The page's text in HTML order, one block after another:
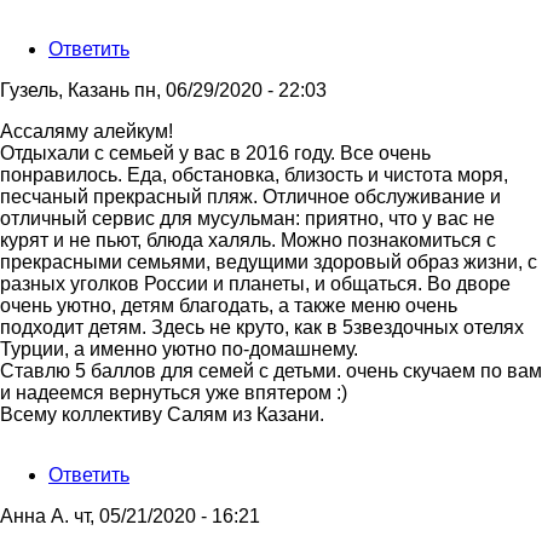
Ответить
Гузель, Казань пн, 06/29/2020 - 22:03
Ассаляму алейкум!
Отдыхали с семьей у вас в 2016 году. Все очень
понравилось. Еда, обстановка, близость и чистота моря,
песчаный прекрасный пляж. Отличное обслуживание и
отличный сервис для мусульман: приятно, что у вас не
курят и не пьют, блюда халяль. Можно познакомиться с
прекрасными семьями, ведущими здоровый образ жизни, с
разных уголков России и планеты, и общаться. Во дворе
очень уютно, детям благодать, а также меню очень
подходит детям. Здесь не круто, как в 5звездочных отелях
Турции, а именно уютно по-домашнему.
Ставлю 5 баллов для семей с детьми. очень скучаем по вам
и надеемся вернуться уже впятером :)
Всему коллективу Салям из Казани.
Ответить
Анна А. чт, 05/21/2020 - 16:21